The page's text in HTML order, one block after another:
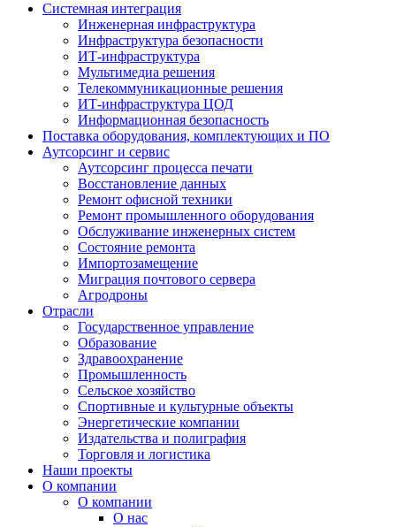
Системная интеграция
Инженерная инфраструктура
Инфраструктура безопасности
ИТ-инфраструктура
Мультимедиа решения
Телекоммуникационные решения
ИТ-инфраструктура ЦОД
Информационная безопасность
Поставка оборудования, комплектующих и ПО
Аутсорсинг и сервис
Аутсорсинг процесса печати
Восстановление данных
Ремонт офисной техники
Ремонт промышленного оборудования
Обслуживание инженерных систем
Состояние ремонта
Импортозамещение
Миграция почтового сервера
Агродроны
Отрасли
Государственное управление
Образование
Здравоохранение
Промышленность
Сельское хозяйство
Спортивные и культурные объекты
Энергетические компании
Издательства и полиграфия
Торговля и логистика
Наши проекты
О компании
О компании
О нас